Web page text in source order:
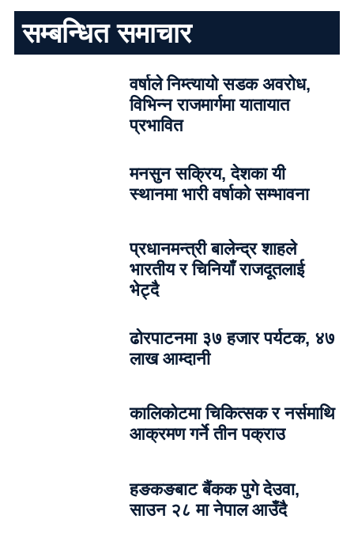
सम्बन्धित समाचार
वर्षाले निम्त्यायो सडक अवरोध,
विभिन्न राजमार्गमा यातायात
प्रभावित
मनसुन सक्रिय, देशका यी
स्थानमा भारी वर्षाको सम्भावना
प्रधानमन्त्री बालेन्द्र शाहले
भारतीय र चिनियाँ राजदूतलाई
भेट्दै
ढोरपाटनमा ३७ हजार पर्यटक, ४७
लाख आम्दानी
कालिकोटमा चिकित्सक र नर्समाथि
आक्रमण गर्ने तीन पक्राउ
हङकङबाट बैंकक पुगे देउवा,
साउन २८ मा नेपाल आउँदै